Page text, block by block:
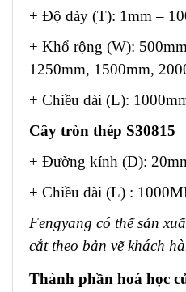
+ Độ dày (T): 1mm –
+ Khổ rộng (W):
1250mm, 1500mm,
+ Chiều dài (L):
Cây tròn thép S30815
+ Đường kính (D):
+ Chiều dài (L) :
Fengyang có thể sản
cắt theo bản vẽ khách
Thành phần hoá học